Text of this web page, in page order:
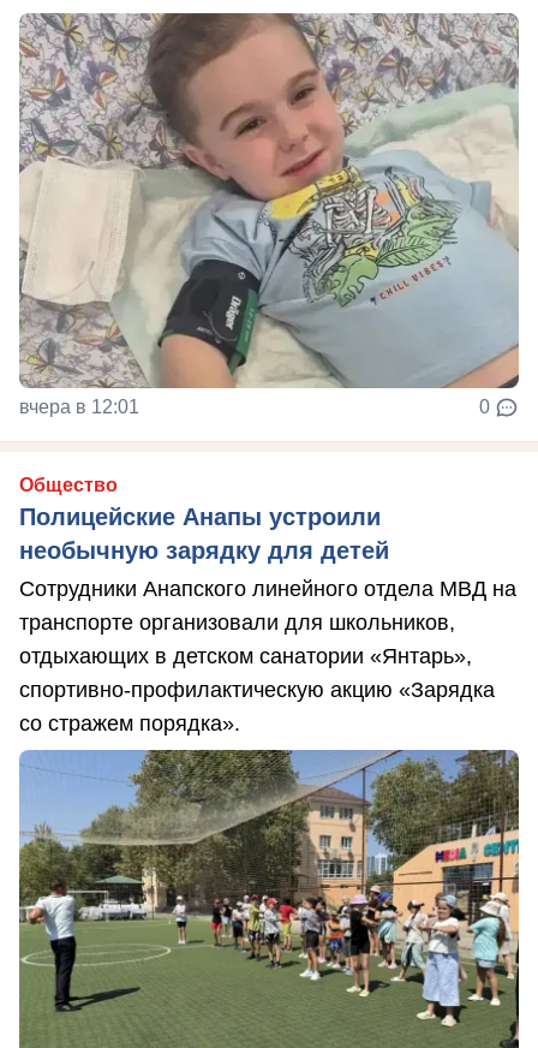
вчера в 12:01 0
Общество
Полицейские Анапы устроили
необычную зарядку для детей
Сотрудники Анапского линейного отдела МВД на
транспорте организовали для школьников,
отдыхающих в детском санатории «Янтарь»,
спортивно-профилактическую акцию «Зарядка
со стражем порядка».